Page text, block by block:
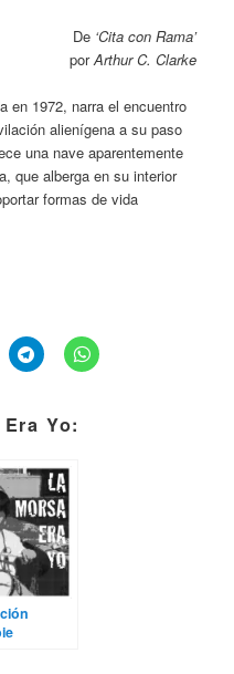
De ‘Cita con Rama’
porArthur C. Clarke
en 1972, narra el encuentro
alienígena a su paso
una nave aparentemente
que alberga en su interior
formas de vida
Yo: